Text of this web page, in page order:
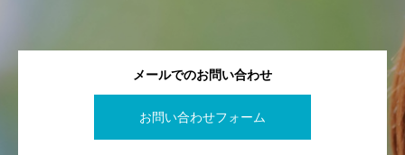
メールでのお問い合わせ
お問い合わせフォーム